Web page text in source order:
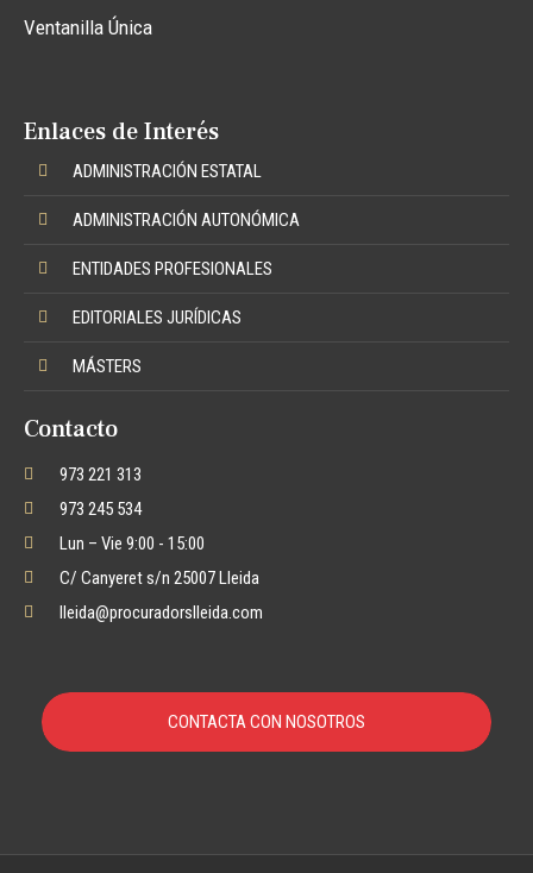
Ventanilla Única
Enlaces de Interés
ADMINISTRACIÓN ESTATAL
ADMINISTRACIÓN AUTONÓMICA
ENTIDADES PROFESIONALES
EDITORIALES JURÍDICAS
MÁSTERS
Contacto
973 221 313
973 245 534
Lun – Vie 9:00 - 15:00
C/ Canyeret s/n 25007 Lleida
lleida@procuradorslleida.com
CONTACTA CON NOSOTROS